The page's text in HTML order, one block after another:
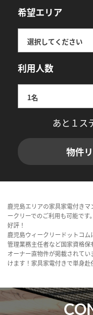
希望エリア
利用人数
あと１ス
物件
鹿児島エリアの家具家電付き
ークリーでのご利用も可能で
好評！
鹿児島ウィークリードットコ
管理業務主任者など国家資格
オーナー直物件が掲載されて
けます！家具家電付きで単身赴